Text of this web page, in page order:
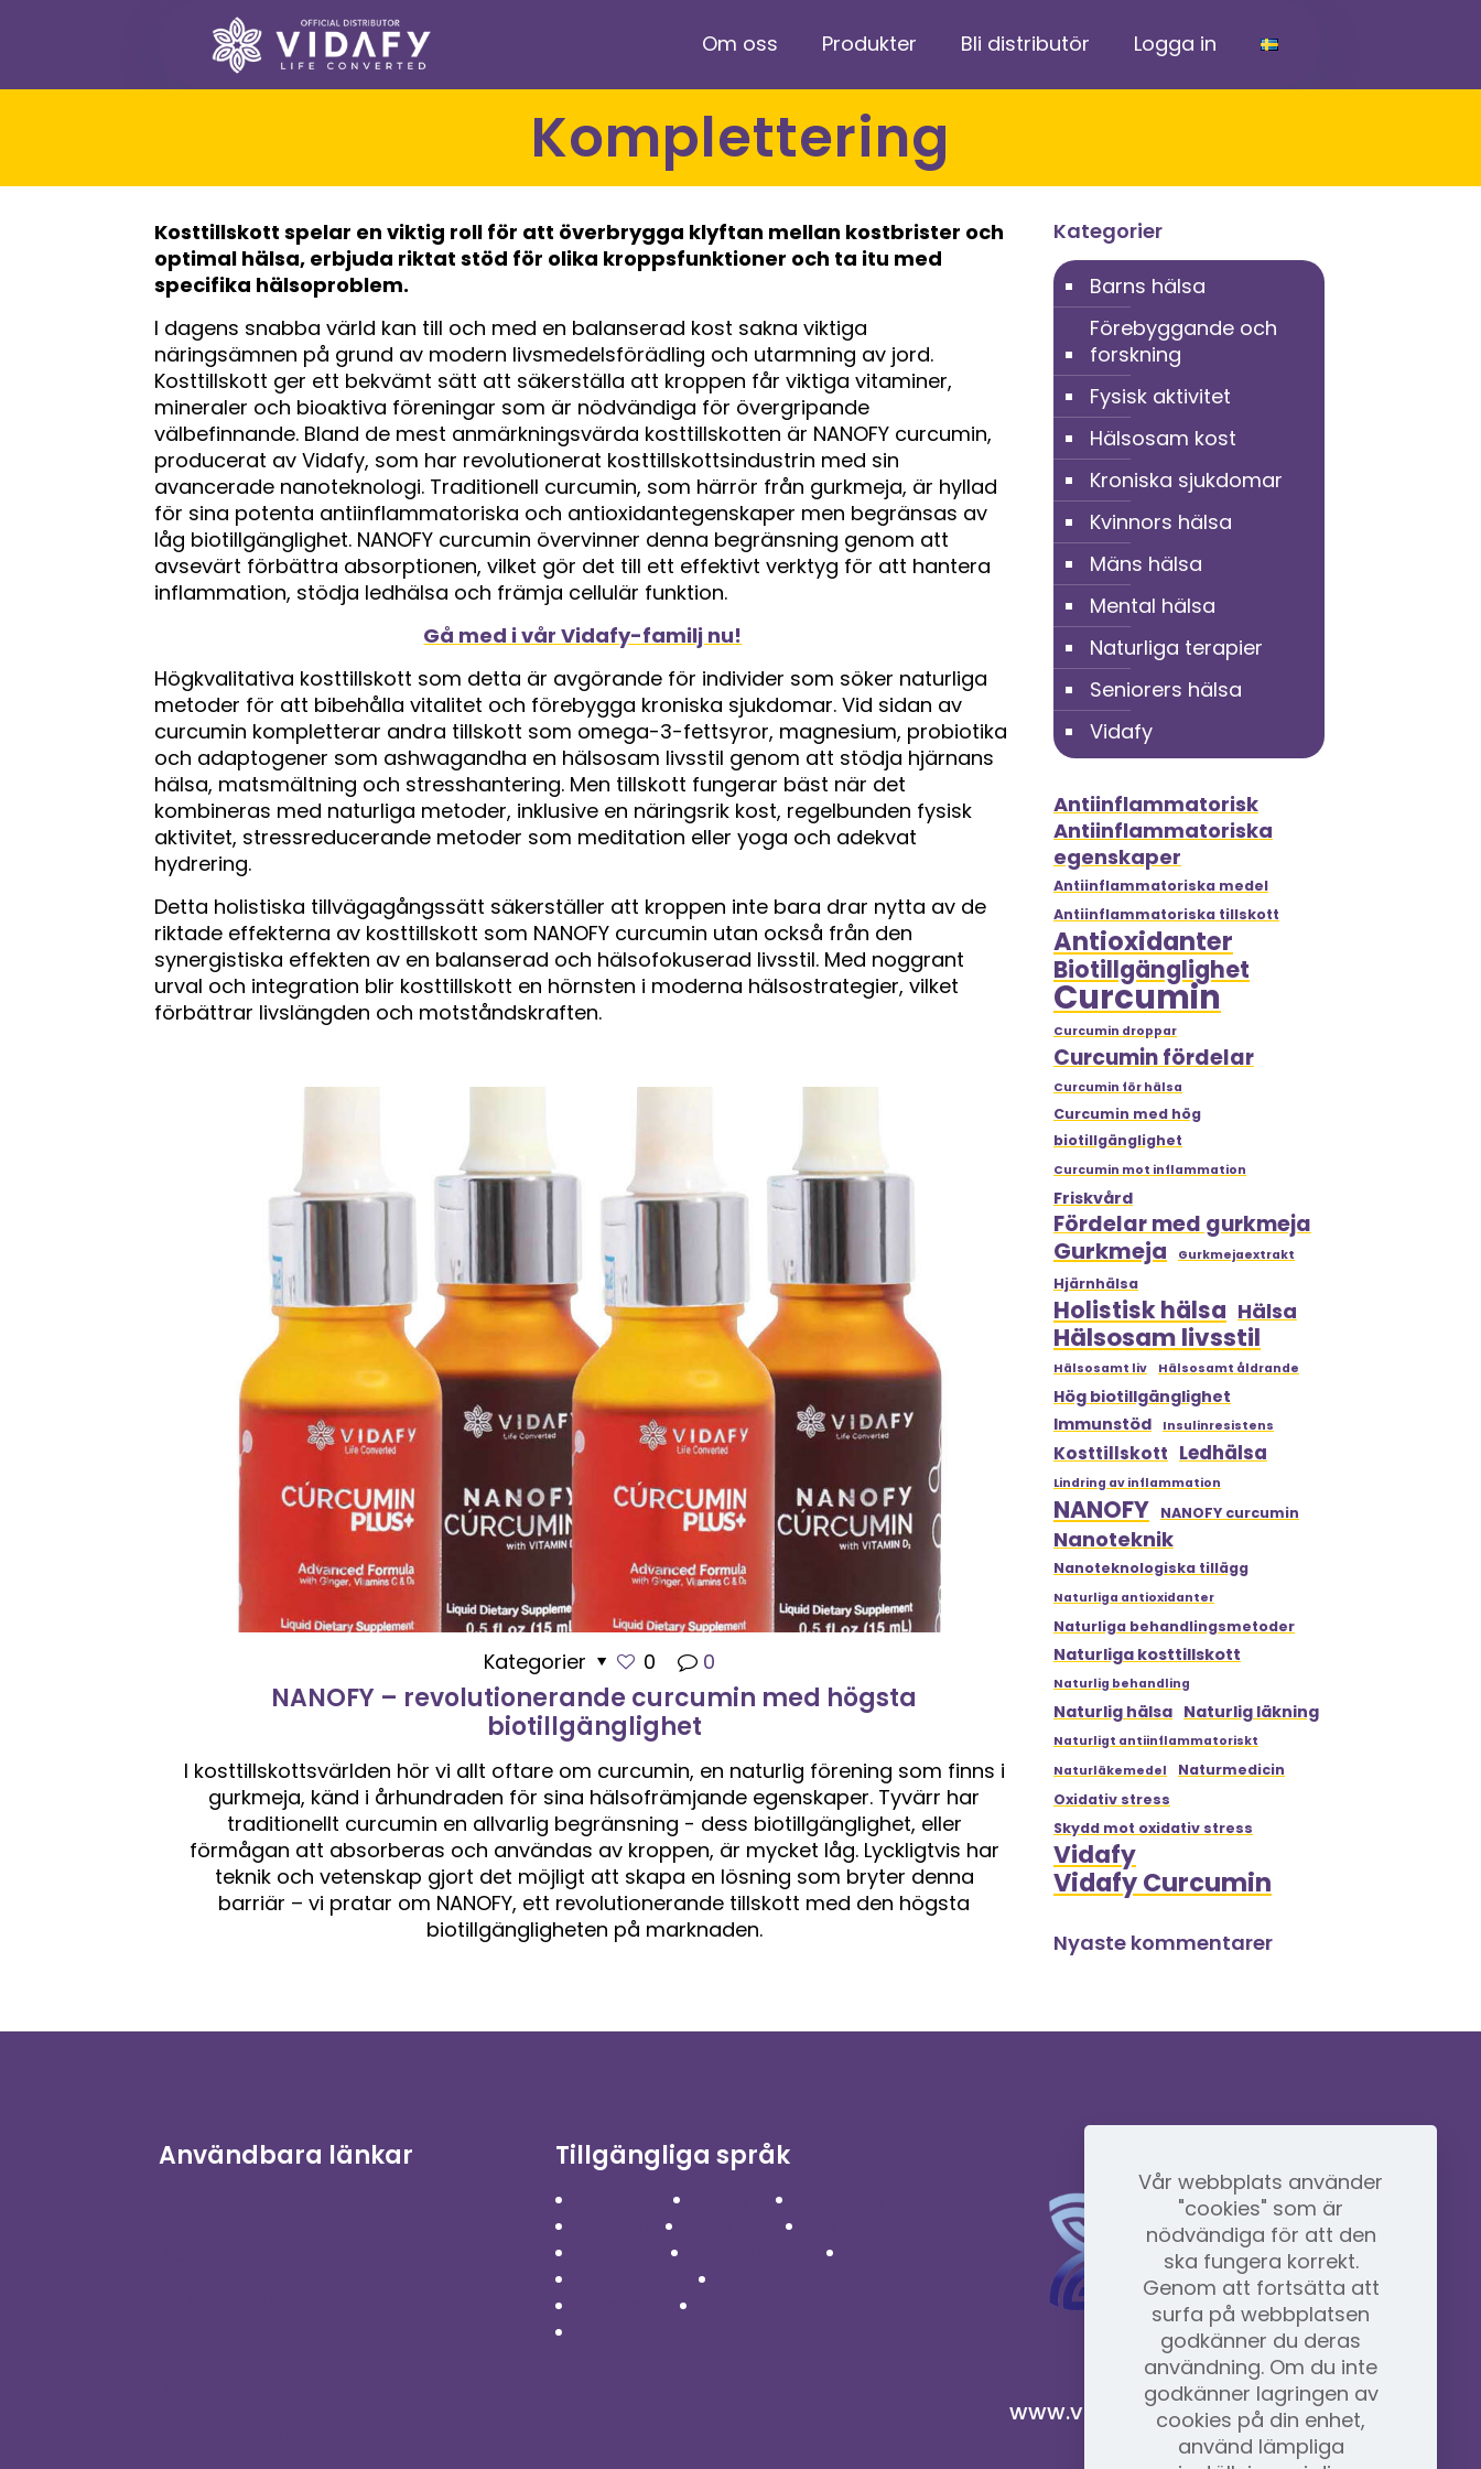
Om oss Produkter Bli distributör Logga in
Komplettering
Kosttillskott spelar en viktig roll för att överbrygga klyftan mellan kostbrister och
optimal hälsa, erbjuda riktat stöd för olika kroppsfunktioner och ta itu med
specifika hälsoproblem.
I dagens snabba värld kan till och med en balanserad kost sakna viktiga
näringsämnen på grund av modern livsmedelsförädling och utarmning av jord.
Kosttillskott ger ett bekvämt sätt att säkerställa att kroppen får viktiga vitaminer,
mineraler och bioaktiva föreningar som är nödvändiga för övergripande
välbefinnande. Bland de mest anmärkningsvärda kosttillskotten är NANOFY curcumin,
producerat av Vidafy, som har revolutionerat kosttillskottsindustrin med sin
avancerade nanoteknologi. Traditionell curcumin, som härrör från gurkmeja, är hyllad
för sina potenta antiinflammatoriska och antioxidantegenskaper men begränsas av
låg biotillgänglighet. NANOFY curcumin övervinner denna begränsning genom att
avsevärt förbättra absorptionen, vilket gör det till ett effektivt verktyg för att hantera
inflammation, stödja ledhälsa och främja cellulär funktion.
Gå med i vår Vidafy-familj nu!
Högkvalitativa kosttillskott som detta är avgörande för individer som söker naturliga
metoder för att bibehålla vitalitet och förebygga kroniska sjukdomar. Vid sidan av
curcumin kompletterar andra tillskott som omega-3-fettsyror, magnesium, probiotika
och adaptogener som ashwagandha en hälsosam livsstil genom att stödja hjärnans
hälsa, matsmältning och stresshantering. Men tillskott fungerar bäst när det
kombineras med naturliga metoder, inklusive en näringsrik kost, regelbunden fysisk
aktivitet, stressreducerande metoder som meditation eller yoga och adekvat
hydrering.
Detta holistiska tillvägagångssätt säkerställer att kroppen inte bara drar nytta av de
riktade effekterna av kosttillskott som NANOFY curcumin utan också från den
synergistiska effekten av en balanserad och hälsofokuserad livsstil. Med noggrant
urval och integration blir kosttillskott en hörnsten i moderna hälsostrategier, vilket
förbättrar livslängden och motståndskraften.
Kategorier 0 0
NANOFY – revolutionerande curcumin med högsta
biotillgänglighet
I kosttillskottsvärlden hör vi allt oftare om curcumin, en naturlig förening som finns i
gurkmeja, känd i århundraden för sina hälsofrämjande egenskaper. Tyvärr har
traditionellt curcumin en allvarlig begränsning - dess biotillgänglighet, eller
förmågan att absorberas och användas av kroppen, är mycket låg. Lyckligtvis har
teknik och vetenskap gjort det möjligt att skapa en lösning som bryter denna
barriär – vi pratar om NANOFY, ett revolutionerande tillskott med den högsta
biotillgängligheten på marknaden.
Kategorier
Barns hälsa
Förebyggande och
forskning
Fysisk aktivitet
Hälsosam kost
Kroniska sjukdomar
Kvinnors hälsa
Mäns hälsa
Mental hälsa
Naturliga terapier
Seniorers hälsa
Vidafy
Antiinflammatorisk
Antiinflammatoriska
egenskaper
Antiinflammatoriska medel
Antiinflammatoriska tillskott
Antioxidanter
Biotillgänglighet
Curcumin
Curcumin droppar
Curcumin fördelar
Curcumin för hälsa
Curcumin med hög
biotillgänglighet
Curcumin mot inflammation
Friskvård
Fördelar med gurkmeja
Gurkmeja Gurkmejaextrakt
Hjärnhälsa
Holistisk hälsa Hälsa
Hälsosam livsstil
Hälsosamt liv Hälsosamt åldrande
Hög biotillgänglighet
Immunstöd
Insulinresistens
Kosttillskott Ledhälsa
Lindring av inflammation
NANOFY NANOFY curcumin
Nanoteknik
Nanoteknologiska tillägg
Naturliga antioxidanter
Naturliga behandlingsmetoder
Naturliga kosttillskott
Naturlig behandling
Naturlig hälsa Naturlig läkning
Naturligt antiinflammatoriskt
Naturläkemedel
Naturmedicin
Oxidativ stress
Skydd mot oxidativ stress
Vidafy
Vidafy Curcumin
Nyaste kommentarer
Användbara länkar Tillgängliga språk
www.vidafyglobal.com
Vår webbplats använder
"cookies" som är
nödvändiga för att den
ska fungera korrekt.
Genom att fortsätta att
surfa på webbplatsen
godkänner du deras
användning. Om du inte
godkänner lagringen av
cookies på din enhet,
använd lämpliga